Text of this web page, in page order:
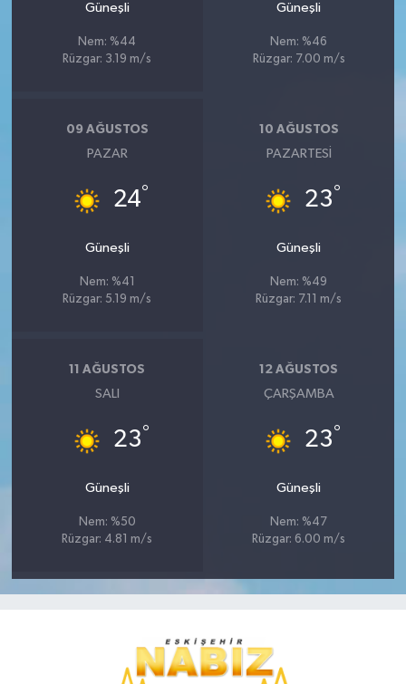
Güneşli
Nem: %44
Rüzgar: 3.19 m/s
Güneşli
Nem: %46
Rüzgar: 7.00 m/s
09 AĞUSTOS
PAZAR
24°
Güneşli
Nem: %41
Rüzgar: 5.19 m/s
10 AĞUSTOS
PAZARTESI
23°
Güneşli
Nem: %49
Rüzgar: 7.11 m/s
11 AĞUSTOS
SALI
23°
Güneşli
Nem: %50
Rüzgar: 4.81 m/s
12 AĞUSTOS
ÇARŞAMBA
23°
Güneşli
Nem: %47
Rüzgar: 6.00 m/s